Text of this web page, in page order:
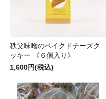
秩父味噌のベイクドチーズク
ッキー 《６個入り》
1,600円(税込)